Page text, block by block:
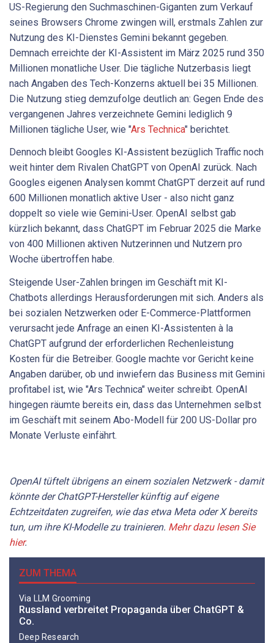
US-Regierung den Suchmaschinen-Giganten zum Verkauf
seines Browsers Chrome zwingen will, erstmals Zahlen zur
Nutzung des KI-Dienstes Gemini bekannt gegeben.
Demnach erreichte der KI-Assistent im März 2025 rund 350
Millionen monatliche User. Die tägliche Nutzerbasis liegt
nach Angaben des Tech-Konzerns aktuell bei 35 Millionen.
Die Nutzung stieg demzufolge deutlich an: Gegen Ende des
vergangenen Jahres verzeichnete Gemini lediglich 9
Millionen tägliche User, wie "Ars Technica" berichtet.
Dennoch bleibt Googles KI-Assistent bezüglich Traffic noch
weit hinter dem Rivalen ChatGPT von OpenAI zurück. Nach
Googles eigenen Analysen kommt ChatGPT derzeit auf rund
600 Millionen monatlich aktive User - also nicht ganz
doppelt so viele wie Gemini-User. OpenAI selbst gab
kürzlich bekannt, dass ChatGPT im Februar 2025 die Marke
von 400 Millionen aktiven Nutzerinnen und Nutzern pro
Woche übertroffen habe.
Steigende User-Zahlen bringen im Geschäft mit KI-
Chatbots allerdings Herausforderungen mit sich. Anders als
bei sozialen Netzwerken oder E-Commerce-Plattformen
verursacht jede Anfrage an einen KI-Assistenten à la
ChatGPT aufgrund der erforderlichen Rechenleistung
Kosten für die Betreiber. Google machte vor Gericht keine
Angaben darüber, ob und inwiefern das Business mit Gemini
profitabel ist, wie "Ars Technica" weiter schreibt. OpenAI
hingegen räumte bereits ein, dass das Unternehmen selbst
im Geschäft mit seinem Abo-Modell für 200 US-Dollar pro
Monate Verluste einfährt.
OpenAI tüftelt übrigens an einem sozialen Netzwerk - damit
könnte der ChatGPT-Hersteller künftig auf eigene
Echtzeitdaten zugreifen, wie das etwa Meta oder X bereits
tun, um ihre KI-Modelle zu trainieren. Mehr dazu lesen Sie
hier.
ZUM THEMA
Via LLM Grooming
Russland verbreitet Propaganda über ChatGPT &
Co.
Deep Research